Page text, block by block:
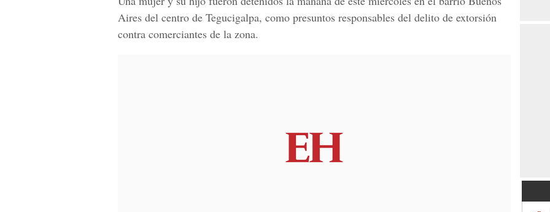
Aires del centro de Tegucigalpa, como presuntos responsables del delito de extorsión
contra comerciantes de la zona.